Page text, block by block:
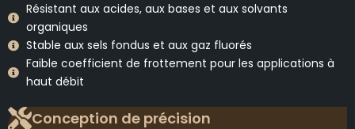
Résistant aux acides, aux bases et aux solvants
organiques
Stable aux sels fondus et aux gaz fluorés
Faible coefficient de frottement pour les applications à
haut débit
Conception de précision